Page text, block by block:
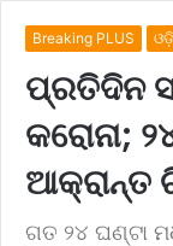
Breaking PLUS
ପ୍ରତିଦିନ
କରୋନା;
ଆକ୍ରାନ୍ତ
ଗତ ୨୪ ଘଣ୍ଟା